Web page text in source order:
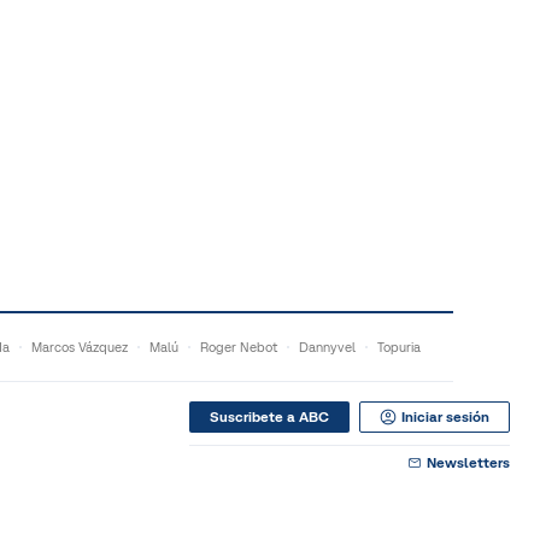
Marcos Vázquez Malú Roger Nebot Dannyvel Topuria
Suscribete a ABC Iniciar sesión
Newsletters